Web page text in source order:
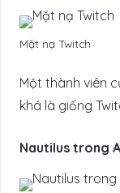
Mặt nạ Twitch
Một thành viên
khá là giống
Nautilus trong